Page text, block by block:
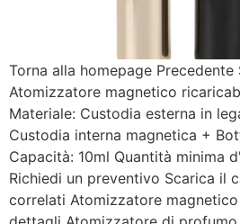
Torna alla homepage Precedente
Atomizzatore magnetico
Materiale: Custodia esterna in
Custodia interna magnetica +
Capacità: 10ml Quantità minima
Richiedi un preventivo Scarica il
correlati Atomizzatore